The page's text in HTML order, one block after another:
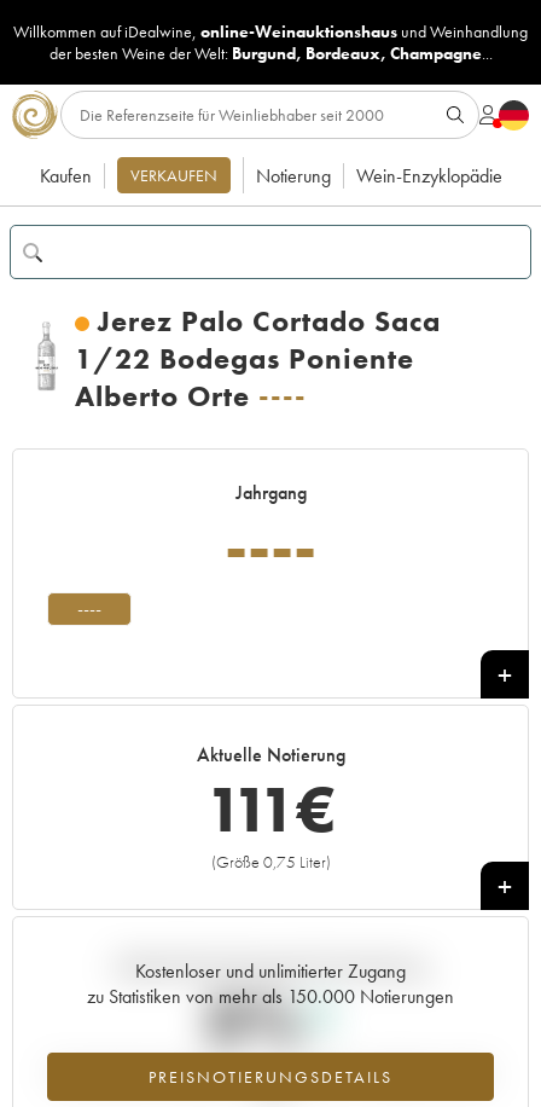
Willkommen auf iDealwine, online-Weinauktionshaus undWeinhandlung
der besten Weine der Welt: Burgund, Bordeaux, Champagne...
Kaufen VERKAUFEN Notierung Wein-Enzyklopädie
Jerez Palo Cortado Saca
1/22 Bodegas Poniente
Alberto Orte ----
Jahrgang
----
----
Aktuelle Notierung
111€
(Größe 0,75 Liter)
+
Kostenloser und unlimitierter Zugang
zu Statistiken von mehr als 150.000 Notierungen
PREISNOTIERUNGSDETAILS
Aktuelle Entwicklung der Preisnotierung
0%
Preisanstiegs des Jahrgangs ---- im Jahr 2026 im Vergleich zum Jahr